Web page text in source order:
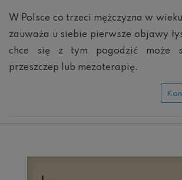
włosów:
W Polsce co trzeci mężczyzna w
zauważa u siebie pierwsze objawy
chce się z tym pogodzić może
przeszczep lub mezoterapię.